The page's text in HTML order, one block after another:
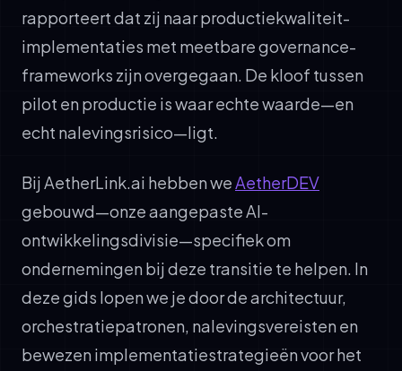
rapporteert dat zij naar productiekwaliteit-
implementaties met meetbare governance-
frameworks zijn overgegaan. De kloof tussen
pilot en productie is waar echte waarde—en
echt nalevingsrisico—ligt.
Bij AetherLink.ai hebben weAetherDEV
gebouwd—onze aangepaste AI-
ontwikkelingsdivisie—specifiek om
ondernemingen bij deze transitie te helpen. In
deze gids lopen we je door de architectuur,
orchestratiepatronen, nalevingsvereisten en
bewezen implementatiestrategieën voor het